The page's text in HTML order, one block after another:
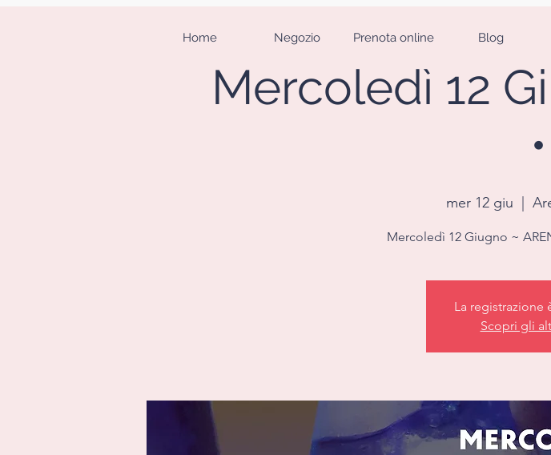
Home Negozio Prenota online Blog
Mercoledì 12
•
mer 12 giu
Mercoledì 12 Giugno ~
La registrazione
Scopri gli